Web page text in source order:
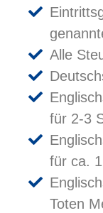
Alle
für 2-3
für ca.
Toten